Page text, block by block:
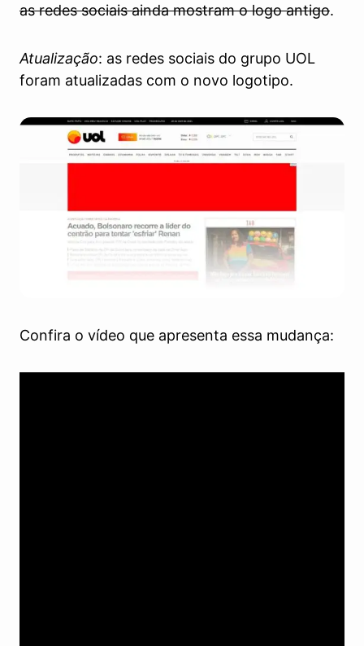
as redes sociais ainda mostram o logo antigo.
Atualização: as redes sociais do grupo UOL
foram atualizadas com o novo logotipo.
Confira o vídeo que apresenta essa mudança: